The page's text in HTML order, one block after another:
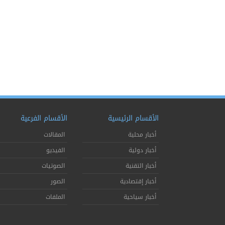
الأقسام الرئيسية
أخبار محلية
أخبار دولية
أخبار التقنية
أخبار إقتصادية
أخبار سياحية
الأقسام الفرعية
المقالات
الفيديو
الصوتيات
الصور
الملفات